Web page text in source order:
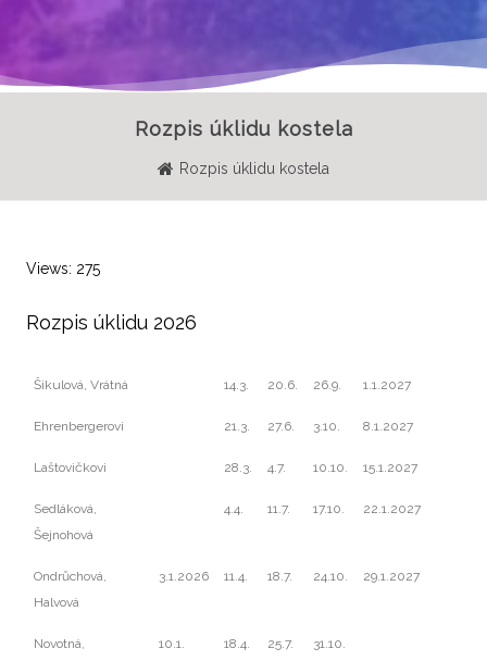
Rozpis úklidu kostela
Rozpis úklidu kostela
Views: 275
Rozpis úklidu 2026
Šikulová, Vrátná 14.3. 20.6. 26.9. 1.1.2027
Ehrenbergerovi 21.3. 27.6. 3.10. 8.1.2027
Laštovičkovi 28.3. 4.7. 10.10. 15.1.2027
Sedláková,
Šejnohová
4.4. 11.7. 17.10. 22.1.2027
Ondrůchová,
Halvová
3.1.2026 11.4. 18.7. 24.10. 29.1.2027
Novotná,
10.1. 18.4. 25.7. 31.10.